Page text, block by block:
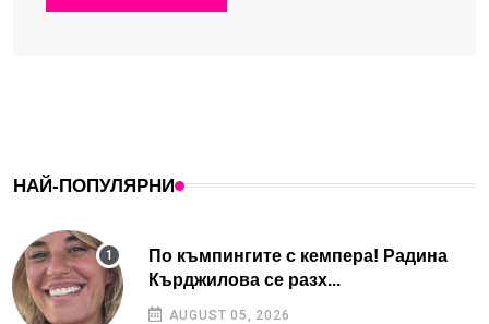
НАЙ-ПОПУЛЯРНИ
По къмпингите с кемпера! Радина
Кърджилова се разх...
AUGUST 05, 2026